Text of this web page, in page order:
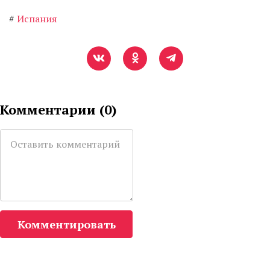
# Испания
Комментарии (0)
Комментировать